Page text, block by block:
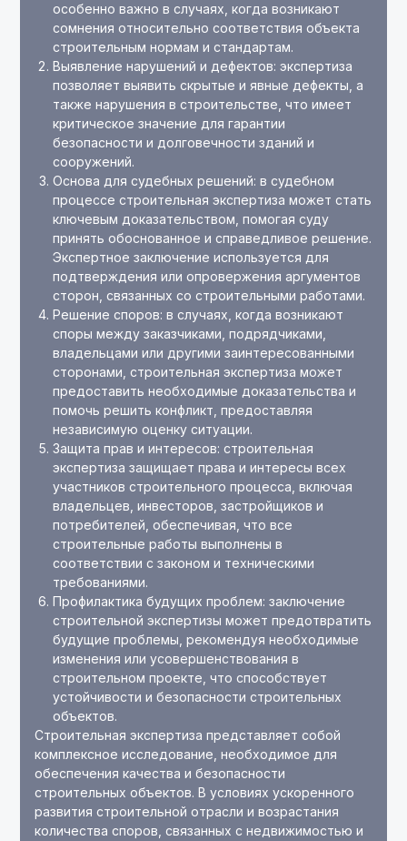
особенно важно в случаях, когда возникают
сомнения относительно соответствия объекта
строительным нормам и стандартам.
Выявление нарушений и дефектов: экспертиза
позволяет выявить скрытые и явные дефекты, а
также нарушения в строительстве, что имеет
критическое значение для гарантии
безопасности и долговечности зданий и
сооружений.
Основа для судебных решений: в судебном
процессе строительная экспертиза может стать
ключевым доказательством, помогая суду
принять обоснованное и справедливое решение.
Экспертное заключение используется для
подтверждения или опровержения аргументов
сторон, связанных со строительными работами.
Решение споров: в случаях, когда возникают
споры между заказчиками, подрядчиками,
владельцами или другими заинтересованными
сторонами, строительная экспертиза может
предоставить необходимые доказательства и
помочь решить конфликт, предоставляя
независимую оценку ситуации.
Защита прав и интересов: строительная
экспертиза защищает права и интересы всех
участников строительного процесса, включая
владельцев, инвесторов, застройщиков и
потребителей, обеспечивая, что все
строительные работы выполнены в
соответствии с законом и техническими
требованиями.
Профилактика будущих проблем: заключение
строительной экспертизы может предотвратить
будущие проблемы, рекомендуя необходимые
изменения или усовершенствования в
строительном проекте, что способствует
устойчивости и безопасности строительных
объектов.
Строительная экспертиза представляет собой
комплексное исследование, необходимое для
обеспечения качества и безопасности
строительных объектов. В условиях ускоренного
развития строительной отрасли и возрастания
количества споров, связанных с недвижимостью и